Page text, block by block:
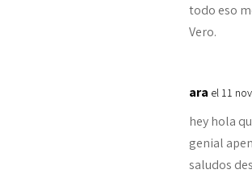
todo eso
Vero.
ara el 11
hey hola
genial
saludos